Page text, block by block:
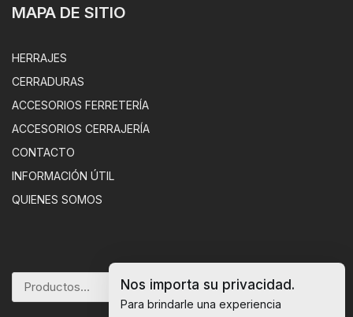
MAPA DE SITIO
HERRAJES
CERRADURAS
ACCESORIOS FERRETERÍA
ACCESORIOS CERRAJERÍA
CONTACTO
INFORMACIÓN ÚTIL
QUIENES SOMOS
BUSCAR
Nos importa su privacidad.
Para brindarle una experiencia